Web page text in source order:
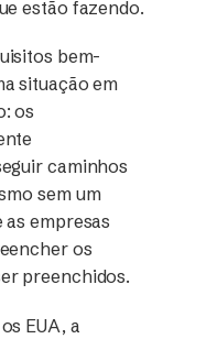
estão fazendo.
bem-
situação em
os
caminhos
sem um
empresas
os
preenchidos.
EUA, a